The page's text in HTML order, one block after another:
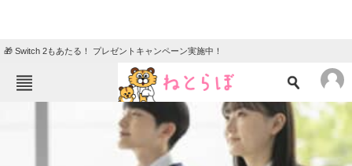
🎁 Switch 2もあたる！ プレゼントキャンペーン実施中！
ニュース
クイズ